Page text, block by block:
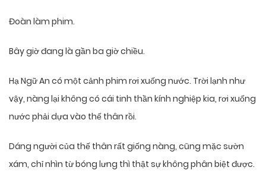
Đoàn làm phim.
Bây giờ đang là gần ba giờ chiều.
Hạ Ngữ An có một cảnh phim rơi xuống nước. Trời lạnh như
vậy, nàng lại không có cái tinh thần kính nghiệp kia, rơi xuống
nước phải dựa vào thế thân rồi.
Dáng người của thế thân rất giống nàng, cũng mặc sườn
xám, chỉ nhìn từ bóng lưng thì thật sự không phân biệt được.